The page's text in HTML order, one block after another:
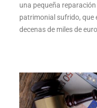
una pequeña
patrimonial sufrido, que
decenas de miles de